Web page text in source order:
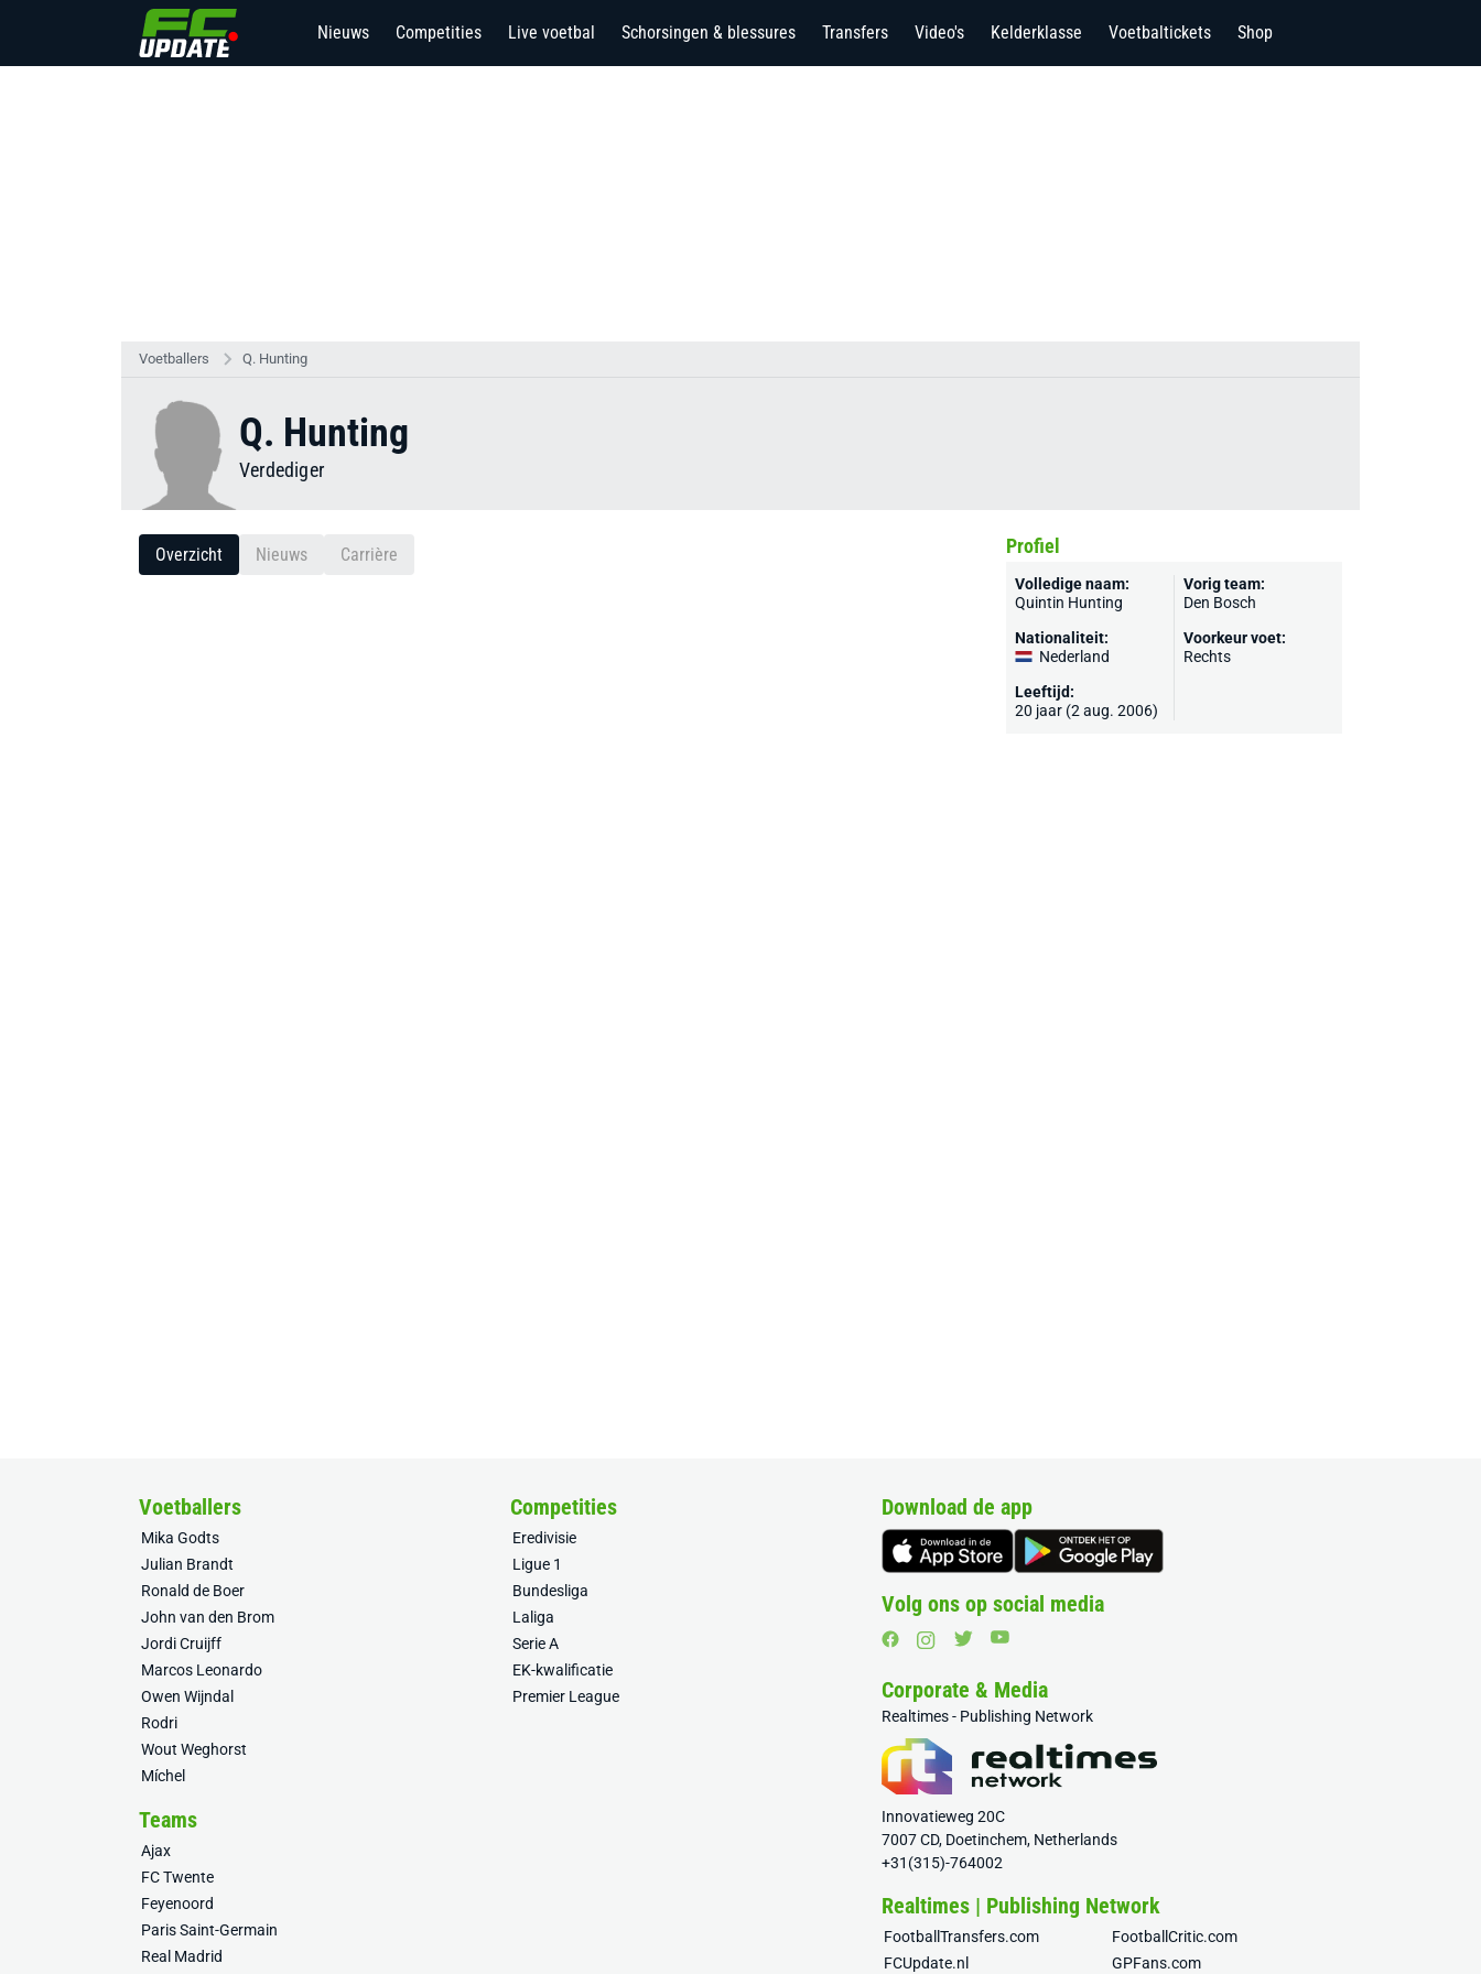
Nieuws Competities Live voetbal Schorsingen & blessures Transfers Video's Kelderklasse Voetbaltickets Shop
Voetballers Q. Hunting
Q. Hunting
Verdediger
Overzicht Nieuws Carrière Profiel
Volledige naam:
Quintin Hunting
Nationaliteit:
Nederland
Leeftijd:
20 jaar (2 aug. 2006)
Vorig team:
Den Bosch
Voorkeur voet:
Rechts
Voetballers
Mika Godts
Julian Brandt
Ronald de Boer
John van den Brom
Jordi Cruijff
Marcos Leonardo
Owen Wijndal
Rodri
Wout Weghorst
Míchel
Competities
Eredivisie
Ligue 1
Bundesliga
Laliga
Serie A
EK-kwalificatie
Premier League
Teams
Ajax
FC Twente
Feyenoord
Paris Saint-Germain
Real Madrid
Download de app
Volg ons op social media
Corporate & Media
Realtimes - Publishing Network
Innovatieweg 20C
7007 CD, Doetinchem, Netherlands
+31(315)-764002
Realtimes | Publishing Network
FootballTransfers.com
FootballCritic.com
FCUpdate.nl
GPFans.com